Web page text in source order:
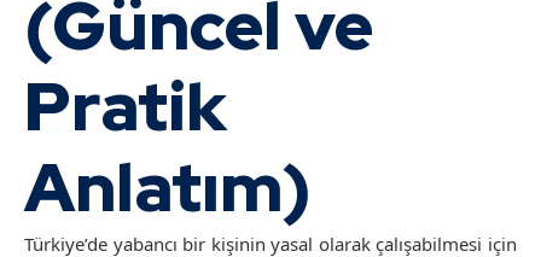
(Güncel ve
Pratik
Anlatım)
Türkiye’de yabancı bir kişinin yasal olarak çalışabilmesi için